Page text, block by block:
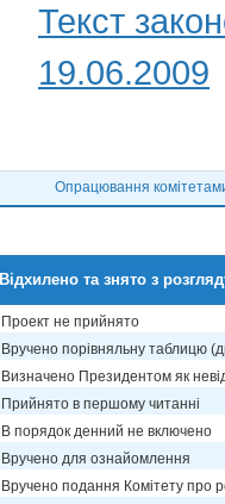
Текст
19.06.2009
Опрацювання
Відхилено та знято з
Проект не прийнято
Вручено порівняльну таблицю
Визначено Президентом як
Прийнято в першому читанні
В порядок денний не включено
Вручено для ознайомлення
Вручено подання Комітету про